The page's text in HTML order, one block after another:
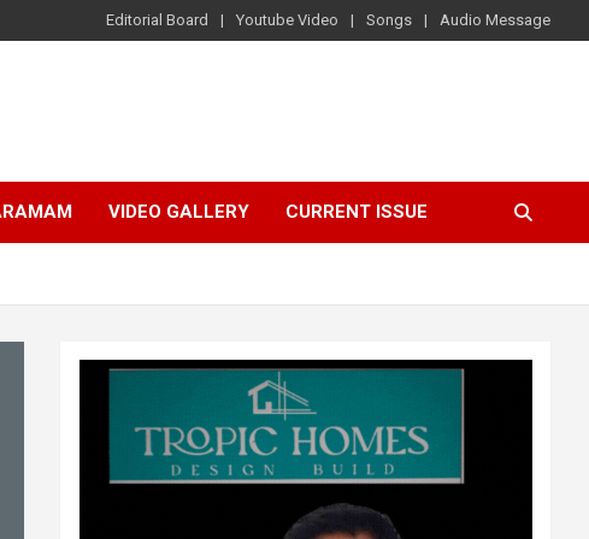
Editorial Board Youtube Video Songs Audio Message
VIDEO GALLERY CURRENT ISSUE